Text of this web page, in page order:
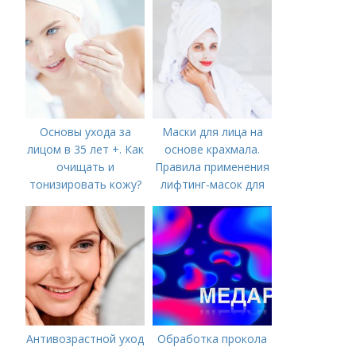
Основы ухода за
лицом в 35 лет +. Как
очищать и
тонизировать кожу?
Маски для лица на
основе крахмала.
Правила применения
лифтинг-масок для
Антивозрастной уход
Обработка прокола